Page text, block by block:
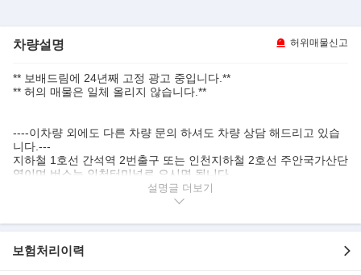
차량설명 허위매물신고
** 보배드림에 24년째 고정 광고 중입니다.**
** 허의 매물은 일체 올리지 않습니다.**
----이차량 외에도 다른 차량 문의 하셔도 차량 상담 해드리고 있습
니다.---
지하철 1호선 간석역 2번출구 또는 인천지하철 2호선 주안국가산단
역이며 버스는 인천터미널로 오시면 됩니다.
근거리 분들을 위해 교통편이 불편한 분들은 미리 연락 주시면 계신
곳 까지 픽업 나가 드립니다.--------
장단점
설명글
보험처리이력